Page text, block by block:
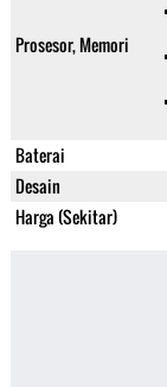
Prosesor, Memori
Baterai
Desain
Harga (Sekitar)